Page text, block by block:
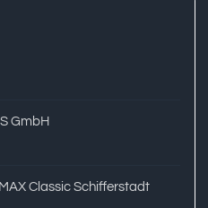
GmbH
Classic Schifferstadt